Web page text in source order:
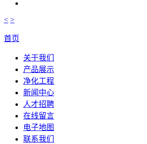
< >
首页
关于我们
产品展示
净化工程
新闻中心
人才招聘
在线留言
电子地图
联系我们